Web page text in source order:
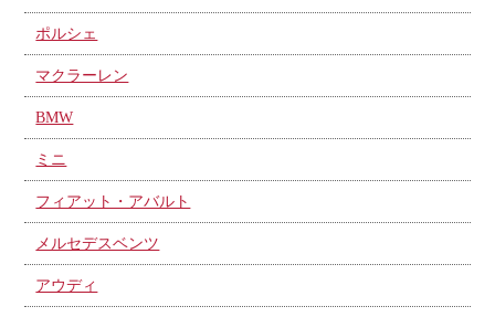
ポルシェ
マクラーレン
BMW
ミニ
フィアット・アバルト
メルセデスベンツ
アウディ